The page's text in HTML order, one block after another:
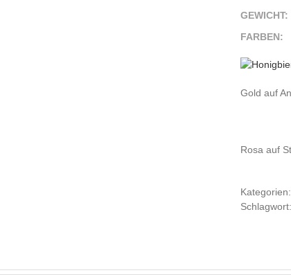
GEWICHT:
FARBEN:
Gold auf
Rosa auf
Kategorien:
Schlagwort: